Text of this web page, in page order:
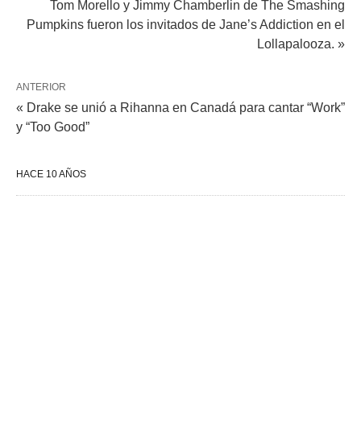
Tom Morello y Jimmy Chamberlin de The Smashing
Pumpkins fueron los invitados de Jane’s Addiction en el
Lollapalooza. »
ANTERIOR
« Drake se unió a Rihanna en Canadá para cantar “Work”
y “Too Good”
HACE 10 AÑOS